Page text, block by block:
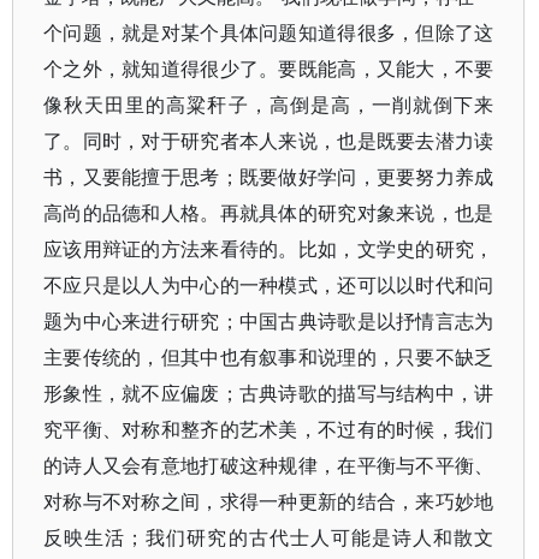
个问题，就是对某个具体问题知道得很多，但除了这
个之外，就知道得很少了。要既能高，又能大，不要
像秋天田里的高粱秆子，高倒是高，一削就倒下来
了。同时，对于研究者本人来说，也是既要去潜力读
书，又要能擅于思考；既要做好学问，更要努力养成
高尚的品德和人格。再就具体的研究对象来说，也是
应该用辩证的方法来看待的。比如，文学史的研究，
不应只是以人为中心的一种模式，还可以以时代和问
题为中心来进行研究；中国古典诗歌是以抒情言志为
主要传统的，但其中也有叙事和说理的，只要不缺乏
形象性，就不应偏废；古典诗歌的描写与结构中，讲
究平衡、对称和整齐的艺术美，不过有的时候，我们
的诗人又会有意地打破这种规律，在平衡与不平衡、
对称与不对称之间，求得一种更新的结合，来巧妙地
反映生活；我们研究的古代士人可能是诗人和散文